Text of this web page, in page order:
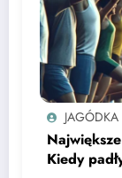
Kiedy